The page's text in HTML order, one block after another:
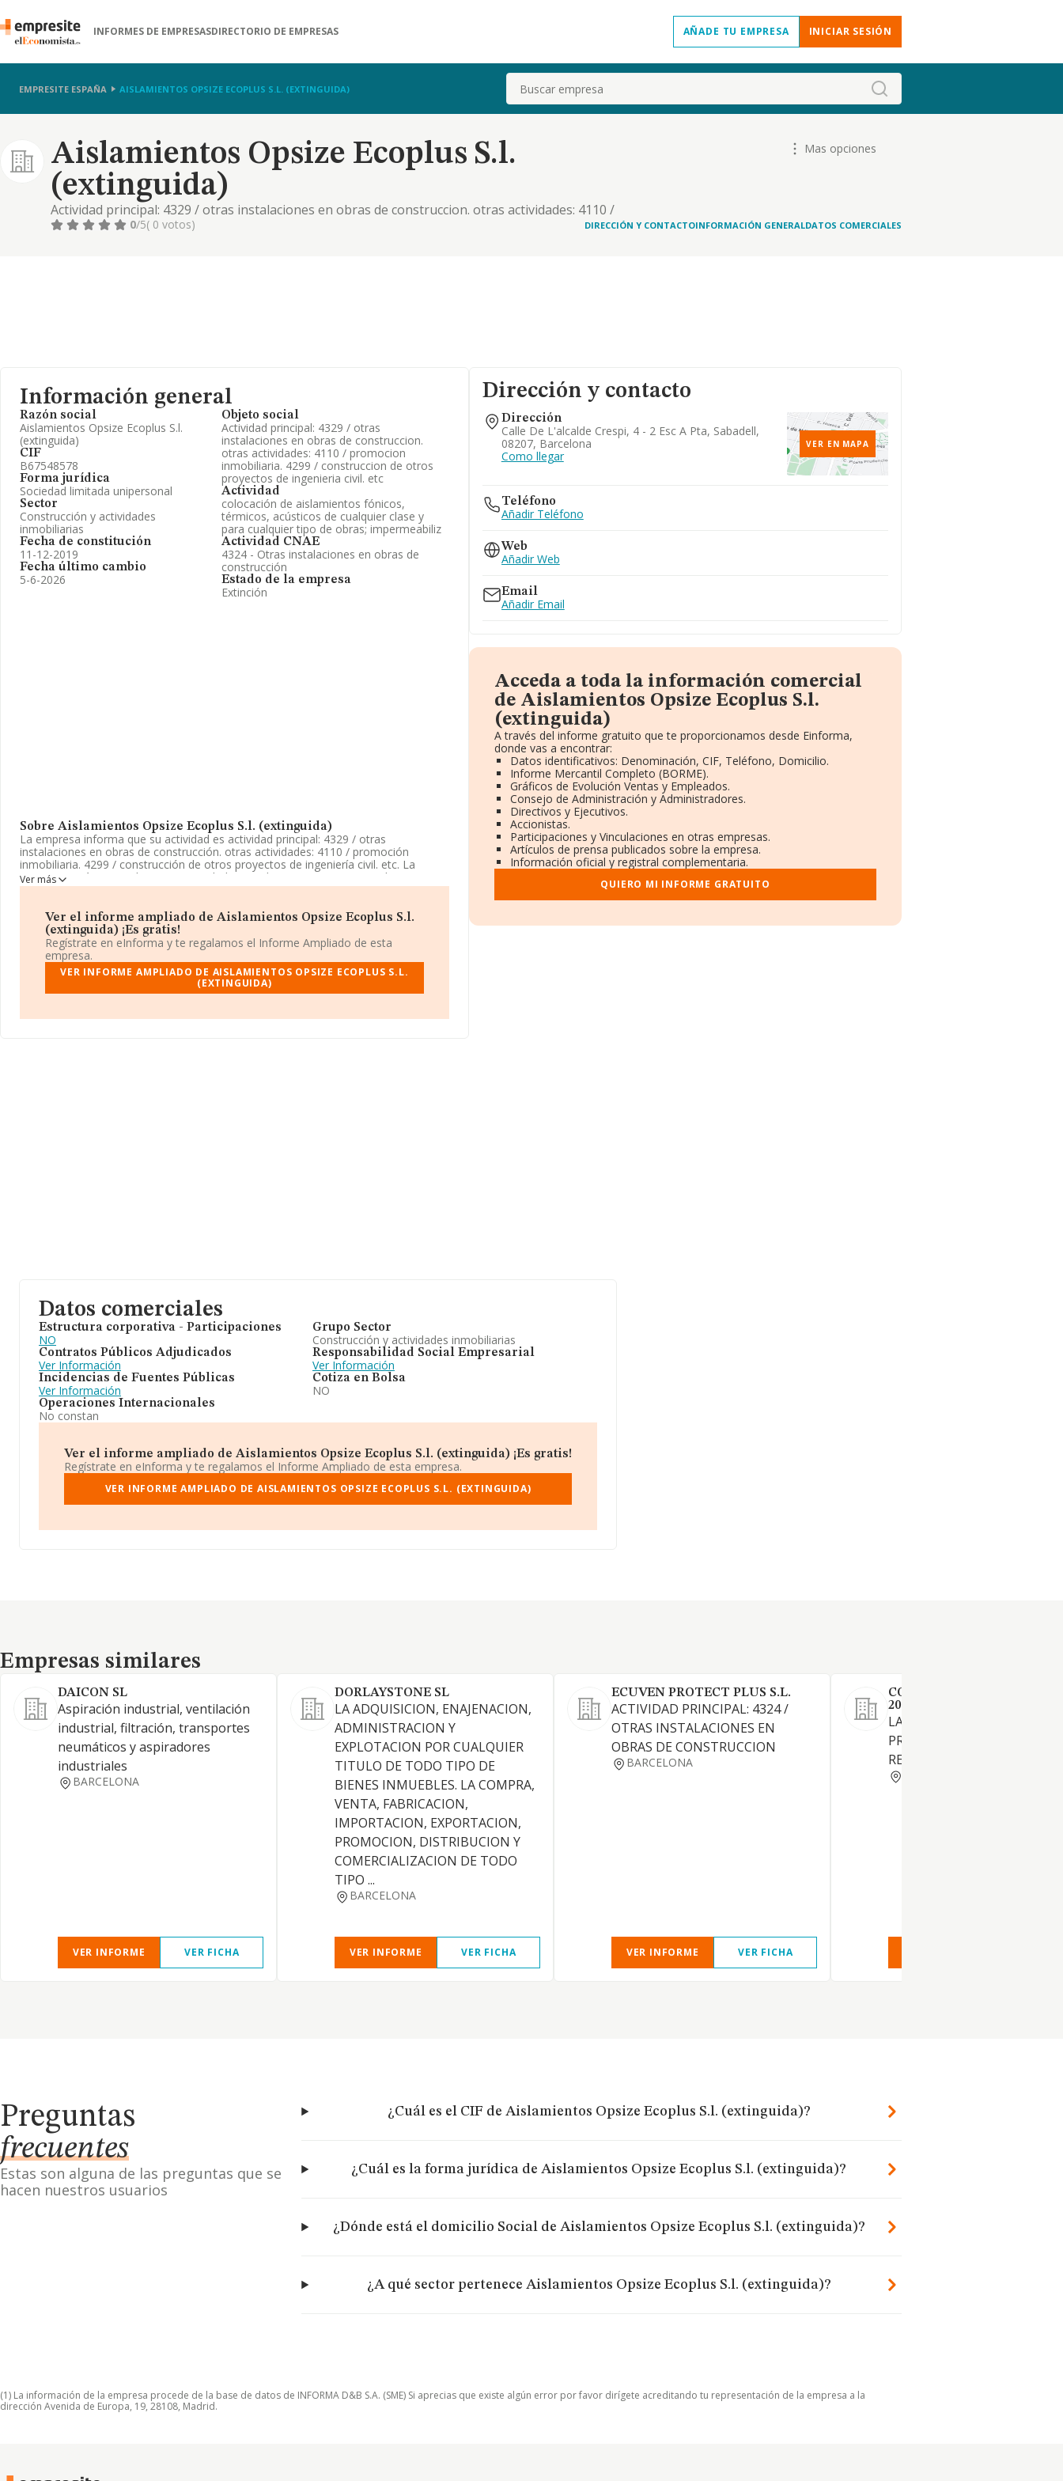
INFORMES DE EMPRESASDIRECTORIO DE EMPRESAS AÑADE TU EMPRESA INICIAR SESIÓN
EMPRESITE ESPAÑA AISLAMIENTOS OPSIZE ECOPLUS S.L. (EXTINGUIDA) Buscar
Aislamientos Opsize Ecoplus S.l.
(extinguida)
Actividad principal: 4329 / otras instalaciones en obras de construccion. otras actividades: 4110 /
promocion inmobiliaria. 4299 / construccion de otros proyectos de ingenieria civil. etc
Mas opciones
0/5( 0 votos) DIRECCIÓN Y CONTACTOINFORMACIÓN GENERALDATOS COMERCIALES
Información general
Razón social
Aislamientos Opsize Ecoplus S.l.
(extinguida)
CIF
B67548578
Forma jurídica
Sociedad limitada unipersonal
Sector
Construcción y actividades
inmobiliarias
Fecha de constitución
11-12-2019
Fecha último cambio
5-6-2026
Objeto social
Actividad principal: 4329 / otras
instalaciones en obras de construccion.
otras actividades: 4110 / promocion
inmobiliaria. 4299 / construccion de otros
proyectos de ingenieria civil. etc
Actividad
colocación de aislamientos fónicos,
térmicos, acústicos de cualquier clase y
para cualquier tipo de obras; impermeabiliz
Actividad CNAE
4324 - Otras instalaciones en obras de
construcción
Estado de la empresa
Extinción
Sobre Aislamientos Opsize Ecoplus S.l. (extinguida)
La empresa informa que su actividad es actividad principal: 4329 / otras
instalaciones en obras de construcción. otras actividades: 4110 / promoción
inmobiliaria. 4299 / construcción de otros proyectos de ingeniería civil. etc. La
empresa está registrada como Sociedad Limitada. Su CNAE corresponde a 4324
con código '%cnae%'. La compañía no tiene actividad en mercados exteriores.
La empresa Aislamientos Opsize Ecoplus S.L. (extinguida) , CIF B67548578,
tiene domicilio fiscal en Calle De L'alcalde Crespi núm. 4 2 Esc A Pta, (08207), en el
municipio de Sabadell, en Barcelona, Cataluña.
En base a la información de la que dispone INFORMA sobre 13.870 compañías, a
nivel nacional la facturación asciende a 4.510 millones de euros y se calcula un
promedio de facturación de 325 mil euros entre todas las compañías. Como
antigüedad desde la constitución es de 17 años.
Ver más
Ver el informe ampliado de Aislamientos Opsize Ecoplus S.l.
(extinguida) ¡Es gratis!
Regístrate en eInforma y te regalamos el Informe Ampliado de esta
empresa.
VER INFORME AMPLIADO DE AISLAMIENTOS OPSIZE ECOPLUS S.L.
(EXTINGUIDA)
Dirección y contacto
Dirección
Calle De L'alcalde Crespi, 4 - 2 Esc A Pta, Sabadell,
08207, Barcelona
Como llegar
VER EN MAPA
Teléfono
Añadir Teléfono
Web
Añadir Web
Email
Añadir Email
Acceda a toda la información comercial
de Aislamientos Opsize Ecoplus S.l.
(extinguida)
A través del informe gratuito que te proporcionamos desde Einforma,
donde vas a encontrar:
Datos identificativos: Denominación, CIF, Teléfono, Domicilio.
Informe Mercantil Completo (BORME).
Gráficos de Evolución Ventas y Empleados.
Consejo de Administración y Administradores.
Directivos y Ejecutivos.
Accionistas.
Participaciones y Vinculaciones en otras empresas.
Artículos de prensa publicados sobre la empresa.
Información oficial y registral complementaria.
QUIERO MI INFORME GRATUITO
Datos comerciales
Estructura corporativa - Participaciones
NO
Contratos Públicos Adjudicados
Ver Información
Incidencias de Fuentes Públicas
Ver Información
Operaciones Internacionales
No constan
Grupo Sector
Construcción y actividades inmobiliarias
Responsabilidad Social Empresarial
Ver Información
Cotiza en Bolsa
NO
Ver el informe ampliado de Aislamientos Opsize Ecoplus S.l. (extinguida) ¡Es gratis!
Regístrate en eInforma y te regalamos el Informe Ampliado de esta empresa.
VER INFORME AMPLIADO DE AISLAMIENTOS OPSIZE ECOPLUS S.L. (EXTINGUIDA)
Empresas similares
Empresas similares
DAICON SL
Aspiración industrial, ventilación
industrial, filtración, transportes
neumáticos y aspiradores
industriales
BARCELONA
VER INFORME VER FICHA
DORLAYSTONE SL
LA ADQUISICION, ENAJENACION,
ADMINISTRACION Y
EXPLOTACION POR CUALQUIER
TITULO DE TODO TIPO DE
BIENES INMUEBLES. LA COMPRA,
VENTA, FABRICACION,
IMPORTACION, EXPORTACION,
PROMOCION, DISTRIBUCION Y
COMERCIALIZACION DE TODO
TIPO ...
BARCELONA
VER INFORME VER FICHA
ECUVEN PROTECT PLUS S.L.
ACTIVIDAD PRINCIPAL: 4324 /
OTRAS INSTALACIONES EN
OBRAS DE CONSTRUCCION
BARCELONA
VER INFORME VER FICHA
CONSTRUCCIONES
2010 SL
LA CONSTRUCCION,
PROMOCION,
REFORMA DE INMUEBLES.
Preguntas
frecuentes
Estas son alguna de las preguntas que se
hacen nuestros usuarios
¿Cuál es el CIF de Aislamientos Opsize Ecoplus S.l. (extinguida)?
¿Cuál es la forma jurídica de Aislamientos Opsize Ecoplus S.l. (extinguida)?
¿Dónde está el domicilio Social de Aislamientos Opsize Ecoplus S.l. (extinguida)?
¿A qué sector pertenece Aislamientos Opsize Ecoplus S.l. (extinguida)?
(1) La información de la empresa procede de la base de datos de INFORMA D&B S.A. (SME) Si aprecias que existe algún error por favor dirígete acreditando tu representación de la empresa a la
dirección Avenida de Europa, 19, 28108, Madrid.